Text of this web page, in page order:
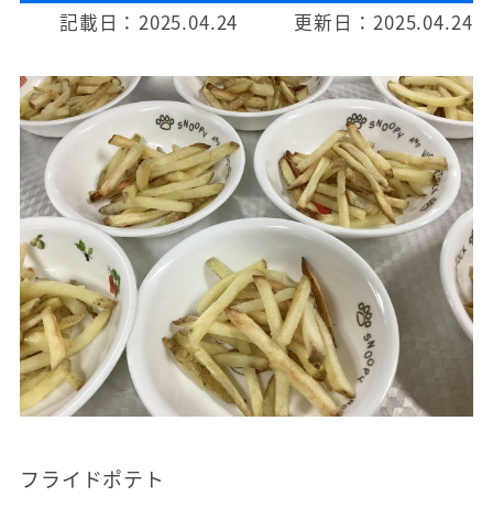
記載日： 2025.04.24 更新日： 2025.04.24
フライドポテト